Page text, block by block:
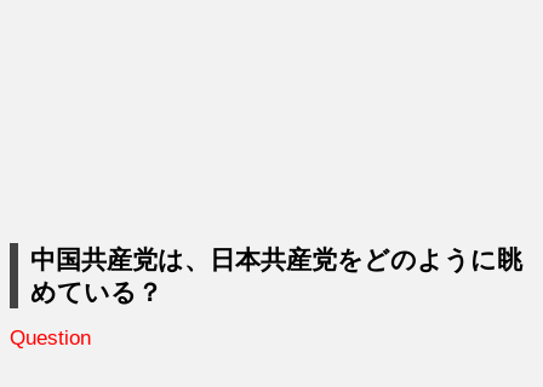
中国共産党は、日本共産党をどのように眺
めている？
Question